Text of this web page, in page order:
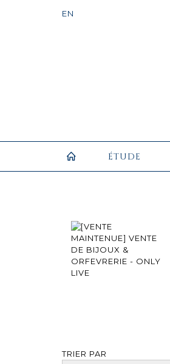
ÉTUDE
TRIER PAR